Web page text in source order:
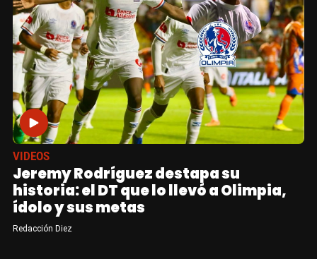
VIDEOS
Jeremy Rodríguez destapa su
historia: el DT que lo llevó a Olimpia,
ídolo y sus metas
Redacción Diez